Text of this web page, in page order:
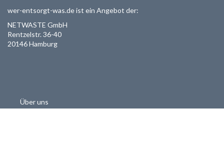
wer-entsorgt-was.de ist ein Angebot der:
NETWASTE GmbH
Rentzelstr. 36-40
20146 Hamburg
Über uns